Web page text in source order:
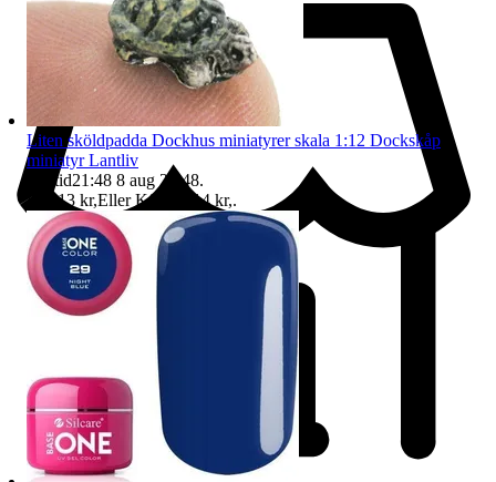
Liten sköldpadda Dockhus miniatyrer skala 1:12 Dockskåp
miniatyr Lantliv
Sluttid21:48 8 aug 21:48.
Pris:13 kr,Eller Köp nu 14 kr,.